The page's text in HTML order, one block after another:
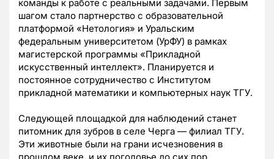
команды к работе с реальными задачами. Первым
шагом стало партнерство с образовательной
платформой «Нетология» и Уральским
федеральным университетом (УрФУ) в рамках
магистерской программы «Прикладной
искусственный интеллект». Планируется и
постоянное сотрудничество с Институтом
прикладной математики и компьютерных наук ТГУ.
Следующей площадкой для наблюдений станет
питомник для зубров в селе Черга — филиал ТГУ.
Эти животные были на грани исчезновения в